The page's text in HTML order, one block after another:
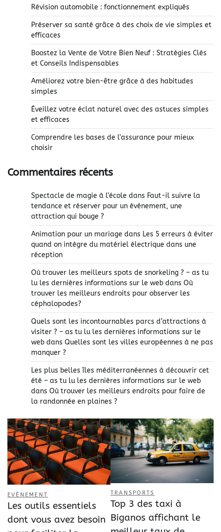
Révision automobile : fonctionnement expliqués
Préserver sa santé grâce à des choix de vie simples et
efficaces
Boostez la Vente de Votre Bien Neuf : Stratégies Clés
et Conseils Indispensables
Améliorez votre bien-être grâce à des habitudes
simples
Éveillez votre éclat naturel avec des astuces simples
et efficaces
Comprendre les bases de l’assurance pour mieux
choisir
Commentaires récents
Spectacle de magie à l’école dans Faut-il suivre la
tendance et réserver pour un événement, une
attraction qui bouge ?
Animation pour un mariage dans Les 5 erreurs à éviter
quand on intègre du matériel électrique dans une
réception
Où trouver les meilleurs spots de snorkeling ? – as tu
lu les dernières informations sur le web dans Où
trouver les meilleurs endroits pour observer les
céphalopodes?
Quels sont les incontournables parcs d’attractions à
visiter ? – as tu lu les dernières informations sur le
web dans Quelles sont les villes européennes à ne pas
manquer ?
Les plus belles îles méditerranéennes à découvrir cet
été – as tu lu les dernières informations sur le web
dans Où trouver les meilleurs endroits pour faire de
la randonnée en plaines ?
EVÈNEMENT
Les outils essentiels
dont vous avez besoin
TRANSPORTS
Top 3 des taxi à
Biganos affichant le